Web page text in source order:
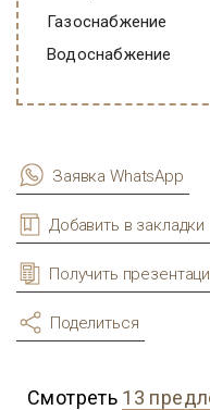
Газоснабжение
Водоснабжение
Заявка WhatsApp
Добавить в закладки
Получить
Поделиться
Смотреть 13